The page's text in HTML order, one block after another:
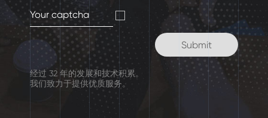
经过 32 年的发展和技术积累。
我们致力于提供优质服务。